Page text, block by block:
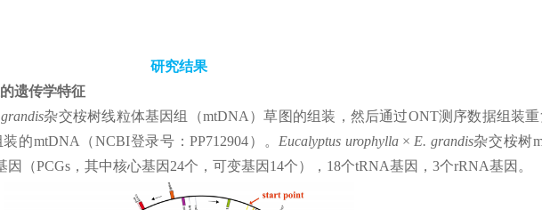
研究结果
遗传学特征
杂交桉树线粒体基因组（mtDNA）草图的组装，然后通过ONT测序数据组装
mtDNA（NCBI登录号：PP712904）。 Eucalyptus urophylla × E. grandis杂交桉树
（PCGs，其中核心基因24个，可变基因14个），18个tRNA基因，3个rRNA基因。